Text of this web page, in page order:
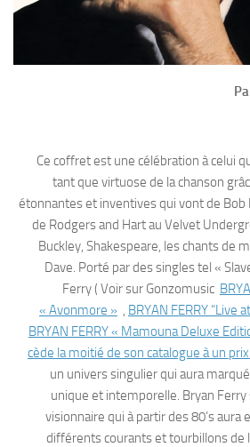
Ce coffret est une célébration à celui
tant que virtuose de la chanson
étonnantes et inventives qui vont de Bob
de Rodgers and Hart au Velvet
Buckley, Shakespeare, les chants de
Dave. Porté par des singles tel «
Ferry ( Voir sur Gonzomusic
« Avonmore » , BRYAN FERRY “Live
BRYAN FERRY « Mamouna Deluxe
cède la moitié de son catalogue à un
un univers singulier qui aura
unique et intemporelle. Bryan Ferry
visionnaire qui à partir des 80’s
différents courants et tourbillons de